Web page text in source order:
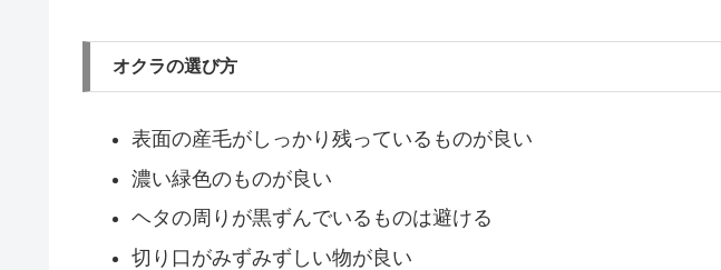
オクラの選び方
表面の産毛がしっかり残っているものが良い
濃い緑色のものが良い
ヘタの周りが黒ずんでいるものは避ける
切り口がみずみずしい物が良い